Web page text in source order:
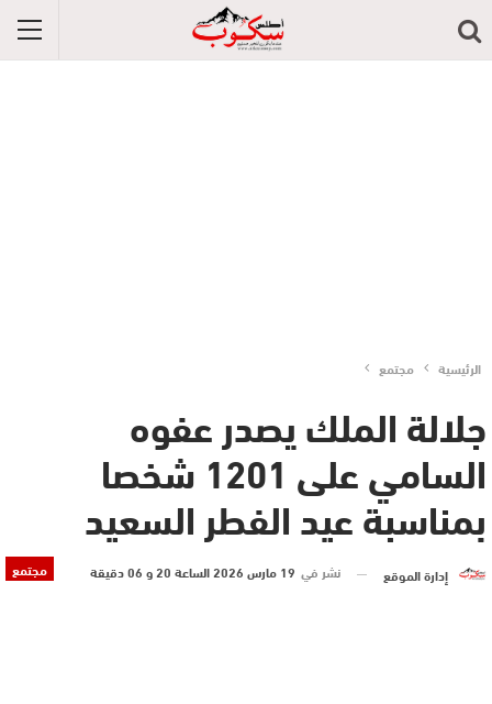
الرئيسية مجتمع
جلالة الملك يصدر عفوه
السامي على 1201 شخصا
بمناسبة عيد الفطر السعيد
مجتمع إدارة الموقع نشر في 19 مارس 2026 الساعة 20 و 06 دقيقة